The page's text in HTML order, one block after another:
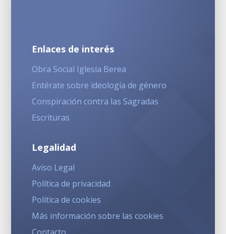
Enlaces de interés
Obra Social Iglesia Berea
Entérate sobre ideología de género
Conspiración contra las Sagradas
Escrituras
Legalidad
Aviso Legal
Política de privacidad
Política de cookies
Más información sobre las cookies